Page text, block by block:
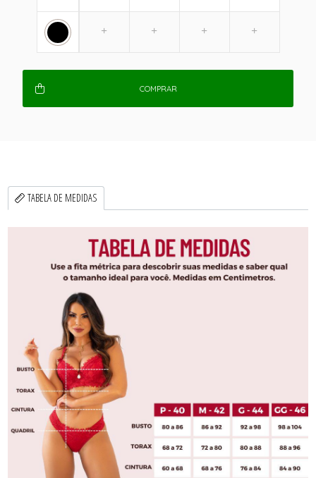
COMPRAR
TABELA DE MEDIDAS